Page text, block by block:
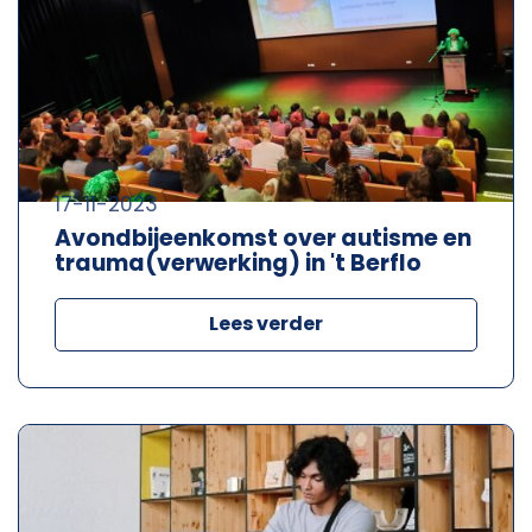
Avondbijeenkomst over autisme en
trauma(verwerking) in 't Berflo
17-11-2023
Lees verder